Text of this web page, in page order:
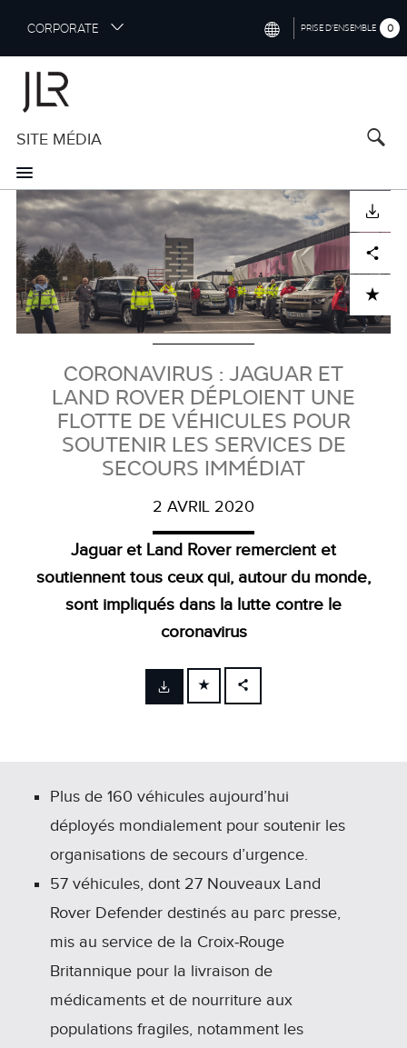
i
m
n
c
o
n
e
n
CORPORATE
FRANCE (FRANÇAIS)
SPAIN (ESPAÑOL)
ITALY (ITALIANO)
PRISE D’ENSEMBLE 0
SITE MÉDIA
Visuel
TÉLÉCHARGER
ADD TO CART
Facebook
X LinkedIn Share
CORONAVIRUS : JAGUAR ET
LAND ROVER DÉPLOIENT UNE
FLOTTE DE VÉHICULES POUR
SOUTENIR LES SERVICES DE
SECOURS IMMÉDIAT
2 AVRIL 2020
Jaguar et Land Rover remercient et
soutiennent tous ceux qui, autour du monde,
sont impliqués dans la lutte contre le
coronavirus
FACEBOOK
SHARE
Plus de 160 véhicules aujourd’hui
déployés mondialement pour soutenir les
organisations de secours d’urgence.
57 véhicules, dont 27 Nouveaux Land
Rover Defender destinés au parc presse,
mis au service de la Croix‑Rouge
Britannique pour la livraison de
médicaments et de nourriture aux
populations fragiles, notamment les